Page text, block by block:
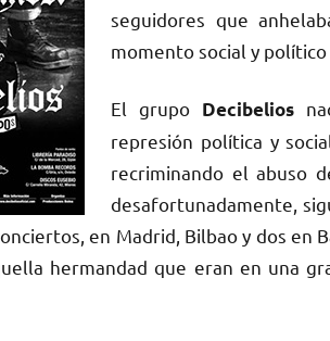
seguidores que
momento social y
El grupo Decibelios
represión política y
recriminando el abuso
desafortunadamente,
en Madrid, Bilbao y dos en
hermandad que eran en una